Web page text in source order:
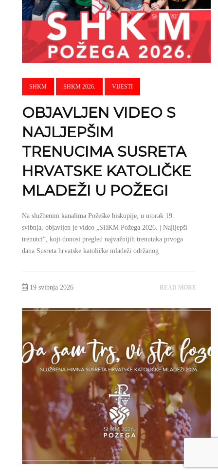
SHKM SHKM 2026. VIJESTI
OBJAVLJEN VIDEO S
NAJLJEPŠIM
TRENUCIMA SUSRETA
HRVATSKE KATOLIČKE
MLADEŽI U POŽEGI
Na službenim kanalima Požeške biskupije, u utorak 19.
svibnja, objavljen je video „SHKM Požega 2026. | Najljepši
trenutci“, koji donosi pregled najvažnijih trenutaka prvoga
dana Susreta hrvatske katoličke mladeži održanog
19 svibnja 2026 READ MORE